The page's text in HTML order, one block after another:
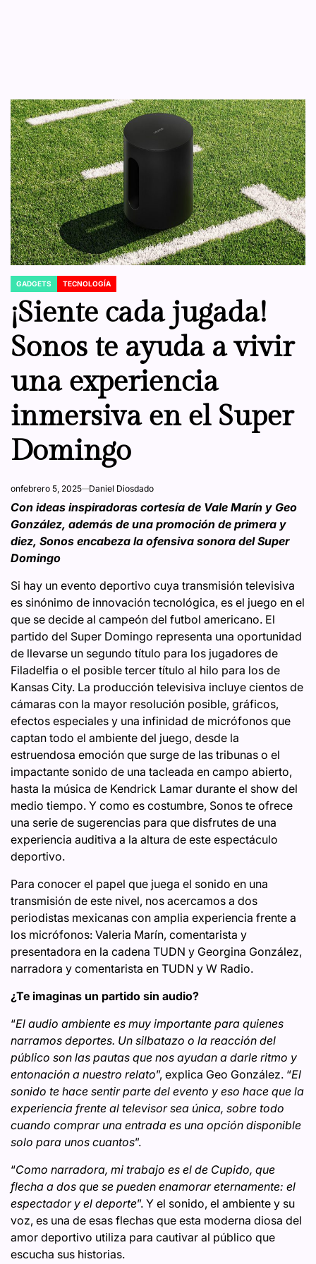
POSTED
GADGETS TECNOLOGÍA
¡Siente cada jugada!
Sonos te ayuda a vivir
una experiencia
inmersiva en el Super
Domingo
onfebrero 5, 2025 Daniel Diosdado
Con ideas inspiradoras cortesía de Vale Marín y Geo
González, además de una promoción de primera y
diez, Sonos encabeza la ofensiva sonora del Super
Domingo
Si hay un evento deportivo cuya transmisión televisiva
es sinónimo de innovación tecnológica, es el juego en el
que se decide al campeón del futbol americano. El
partido del Super Domingo representa una oportunidad
de llevarse un segundo título para los jugadores de
Filadelfia o el posible tercer título al hilo para los de
Kansas City. La producción televisiva incluye cientos de
cámaras con la mayor resolución posible, gráficos,
efectos especiales y una infinidad de micrófonos que
captan todo el ambiente del juego, desde la
estruendosa emoción que surge de las tribunas o el
impactante sonido de una tacleada en campo abierto,
hasta la música de Kendrick Lamar durante el show del
medio tiempo. Y como es costumbre, Sonos te ofrece
una serie de sugerencias para que disfrutes de una
experiencia auditiva a la altura de este espectáculo
deportivo.
Para conocer el papel que juega el sonido en una
transmisión de este nivel, nos acercamos a dos
periodistas mexicanas con amplia experiencia frente a
los micrófonos: Valeria Marín, comentarista y
presentadora en la cadena TUDN y Georgina González,
narradora y comentarista en TUDN y W Radio.
¿Te imaginas un partido sin audio?
“El audio ambiente es muy importante para quienes
narramos deportes. Un silbatazo o la reacción del
público son las pautas que nos ayudan a darle ritmo y
entonación a nuestro relato”, explica Geo González. “El
sonido te hace sentir parte del evento y eso hace que la
experiencia frente al televisor sea única, sobre todo
cuando comprar una entrada es una opción disponible
solo para unos cuantos”.
“Como narradora, mi trabajo es el de Cupido, que
flecha a dos que se pueden enamorar eternamente: el
espectador y el deporte”. Y el sonido, el ambiente y su
voz, es una de esas flechas que esta moderna diosa del
amor deportivo utiliza para cautivar al público que
escucha sus historias.